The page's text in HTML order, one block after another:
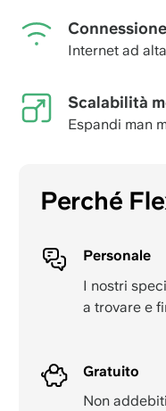
Internet ad
Scalabilità
Espandi man
Perché
Personale
I nostri
a trovare e
Gratuito
Non